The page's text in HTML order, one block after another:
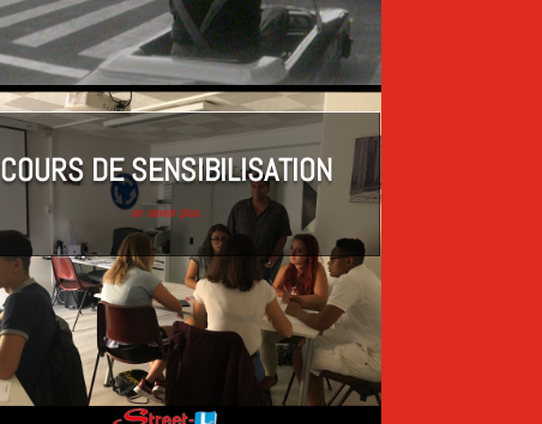
COURS DE SENSIBILISATION
en savoir plus